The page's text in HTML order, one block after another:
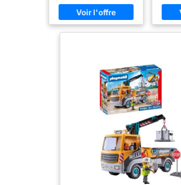
entièrement modulable
grâce au toit et à la paroi
latérale amovibles, au
encore Set de jeu pour
enfants à partir de 4 ans :
idéal pour les petites
mains grâce à une taille
adaptée à leur âge et une
prise en main facile Pour
: qualité supérieure et
design robuste, nettoyage
facile des pièces (sans
autocollants) sous l'eau
courante sans produits
chimiques Contenu du
coffret : ensemble de 135
le
pour
prise
une
: